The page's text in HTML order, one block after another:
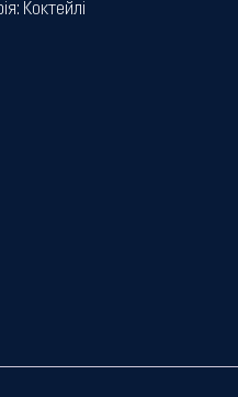
Коктейлі